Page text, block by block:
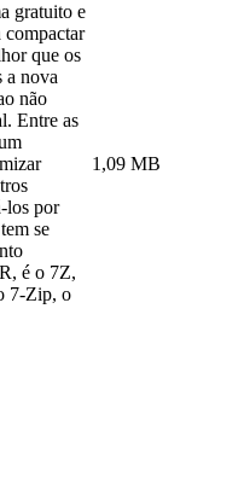
gratuito e
compactar
que os
a nova
não
Entre as
los por
se
é o 7Z,
7-Zip, o
1,09 MB